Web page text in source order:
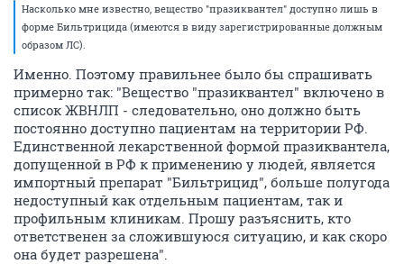
Насколько мне известно, вещество "празиквантел" доступно лишь в
форме Бильтрицида (имеются в виду зарегистрированные должным
образом ЛС).
Именно. Поэтому правильнее было бы спрашивать
примерно так: "Вещество "празиквантел" включено в
список ЖВНЛП - следовательно, оно должно быть
постоянно доступно пациентам на территории РФ.
Единственной лекарственной формой празиквантела,
допущенной в РФ к применению у людей, является
импортный препарат "Бильтрицид", больше полугода
недоступный как отдельным пациентам, так и
профильным клиникам. Прошу разъяснить, кто
ответственен за сложившуюся ситуацию, и как скоро
она будет разрешена".